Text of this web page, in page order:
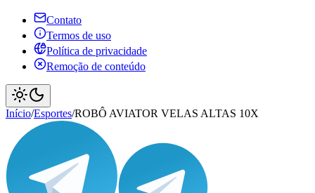
Contato
Termos de uso
Política de privacidade
Remoção de conteúdo
Início/Esportes/ROBÔ AVIATOR VELAS ALTAS 10X